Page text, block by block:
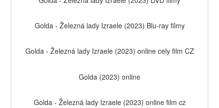
Golda - Železná lady Izraele (2023) Blu-ray filmy
Golda - Železná lady Izraele (2023) online cely film CZ
Golda (2023) online
Golda - Železná lady Izraele (2023) online film cz